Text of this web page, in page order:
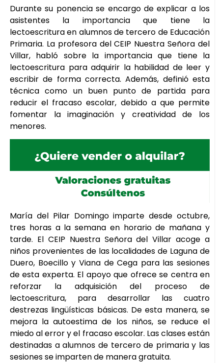
Durante su ponencia se encargo de explicar a los
asistentes la importancia que tiene la
lectoescritura en alumnos de tercero de Educación
Primaria. La profesora del CEIP Nuestra Señora del
Villar, habló sobre la importancia que tiene la
lectoescritura para adquirir la habilidad de leer y
escribir de forma correcta. Además, definió esta
técnica como un buen punto de partida para
reducir el fracaso escolar, debido a que permite
fomentar la imaginación y creatividad de los
menores.
María del Pilar Domingo imparte desde octubre,
tres horas a la semana en horario de mañana y
tarde. El CEIP Nuestra Señora del Villar acoge a
niños provenientes de las localidades de Laguna de
Duero, Boecillo y Viana de Cega para las sesiones
de esta experta. El apoyo que ofrece se centra en
reforzar la adquisición del proceso de
lectoescritura, para desarrollar las cuatro
destrezas lingüísticas básicas. De esta manera, se
mejora la autoestima de los niños, se reduce el
miedo al error y el fracaso escolar. Las clases están
destinadas a alumnos de tercero de primaria y las
sesiones se imparten de manera gratuita.